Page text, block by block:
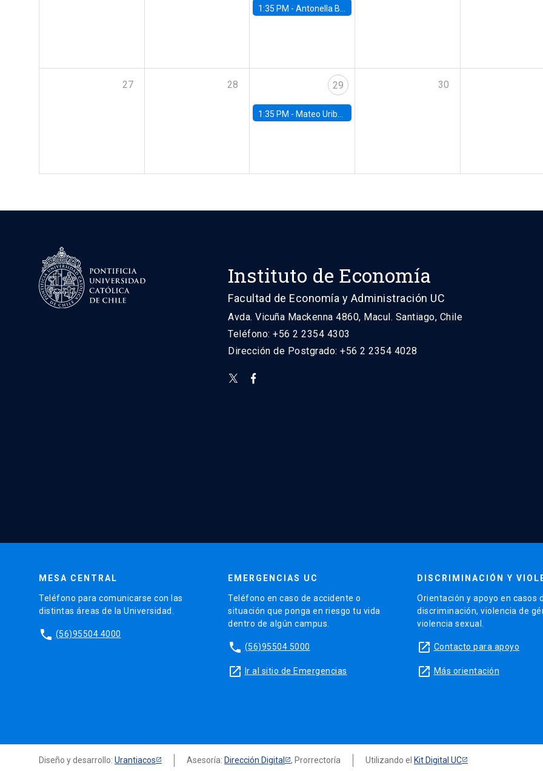
1:35 PM -Antonella Bancalari, Institute for Fiscal Studies (IFS) and Research Associate at University College London (UCL)
27 28 29
1:35 PM - Mateo Uribe-Castro, Universidad de los Andes (Colombia)
30
Instituto de Economía
Facultad de Economía y Administración UC
Avda. Vicuña Mackenna 4860, Macul. Santiago, Chile
Teléfono: +56 2 2354 4303
Dirección de Postgrado: +56 2 2354 4028
MESA CENTRAL
Teléfono para comunicarse con las
distintas áreas de la Universidad.
phone (56)95504 4000
EMERGENCIAS UC
Teléfono en caso de accidente o
situación que ponga en riesgo tu vida
dentro de algún campus.
phone (56)95504 5000
launch Ir al sitio de Emergencias
DISCRIMINACIÓN Y
Orientación y apoyo en casos
discriminación, violencia de
violencia sexual.
launch Contacto para apoyo
launch Más orientación
Diseño y desarrollo: Urantiacos Asesoría: Dirección Digital , Prorrectoría Utilizando el Kit Digital UC